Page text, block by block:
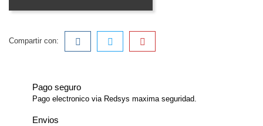
Compartir con:
Pago seguro
Pago electronico via Redsys maxima seguridad.
Envios